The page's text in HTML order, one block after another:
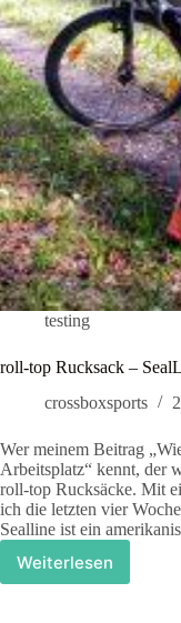
testing
roll-top Rucksack –
crossboxsports
Wer meinem Beitrag
Arbeitsplatz“ kennt, der
roll-top Rucksäcke. Mit
ich die letzten vier
Sealline ist ein
Weiterlesen
roll-